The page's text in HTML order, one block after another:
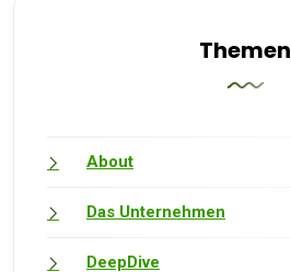
Themen
About
Das Unternehmen
DeepDive